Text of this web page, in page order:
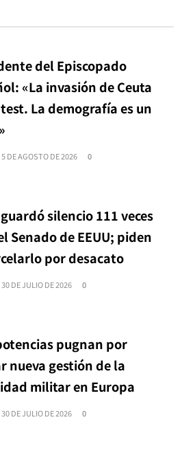
del Episcopado
«La invasión de Ceuta
La demografía es un
5 DE AGOSTO DE 2026 0
silencio 111 veces
Senado de EEUU; piden
por desacato
30 DE JULIO DE 2026 0
pugnan por
nueva gestión de la
militar en Europa
30 DE JULIO DE 2026 0